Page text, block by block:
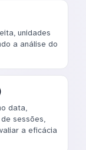
unidades
a análise do
data,
sessões,
a eficácia